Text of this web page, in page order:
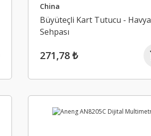
China
Büyüteçli Kart Tutucu - Havya
Sehpası
271,78 ₺